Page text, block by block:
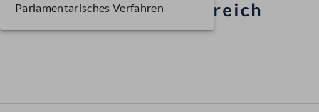
Parlamentarisches Verfahren